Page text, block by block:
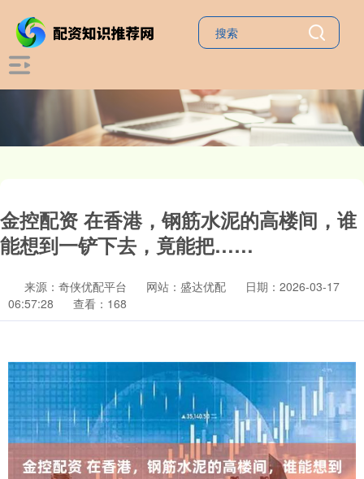
金控配资 在香港，钢筋水泥的高楼间，谁
能想到一铲下去，竟能把……
来源：奇侠优配平台 网站：盛达优配
日期：2026-03-17
06:57:28
查看：168